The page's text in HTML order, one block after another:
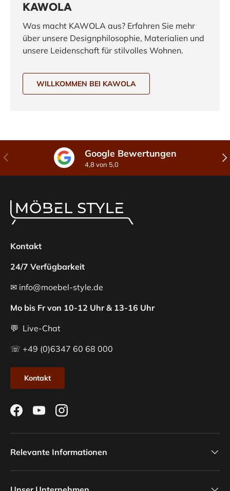
KAWOLA
Was macht KAWOLA aus? Erfahren Sie mehr
über unsere Designphilosophie, Materialien und
unsere Leidenschaft für stilvolles Wohnen.
WILLKOMMEN BEI KAWOLA
Vorherige Google Bewertungen
4,8 von 5,0
Kontakt
24/7 Verfügbarkeit
✉ info@moebel-style.de
Mo bis Fr von 10-12 Uhr & 13-16 Uhr
💬 Live-Chat
☏ +49 (0)6347 60 68 000
Kontakt
FacebookYouTubeInstagram
Relevante Informationen